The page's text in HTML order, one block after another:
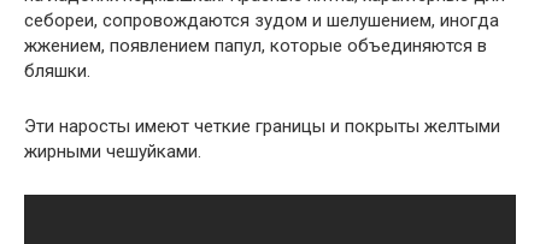
себореи, сопровождаются зудом и шелушением, иногда
жжением, появлением папул, которые объединяются в
бляшки.
Эти наросты имеют четкие границы и покрыты желтыми
жирными чешуйками.